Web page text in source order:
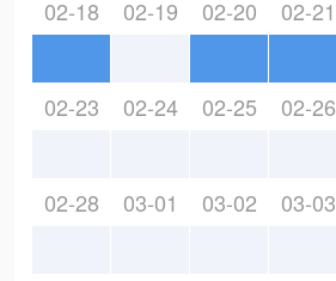
02-18 02-19 02-20 02-21
02-23 02-24 02-25 02-26
02-28 03-01 03-02 03-03